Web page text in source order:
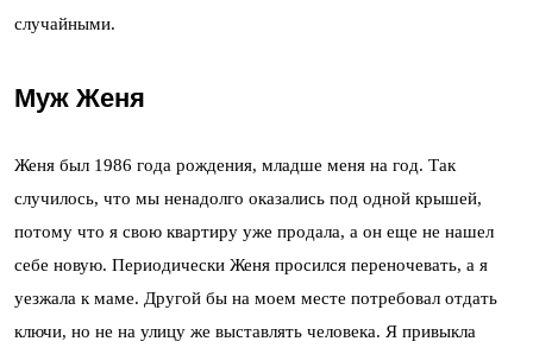
случайными.
Муж Женя
Женя был 1986 года рождения, младше меня на год. Так
случилось, что мы ненадолго оказались под одной крышей,
потому что я свою квартиру уже продала, а он еще не нашел
себе новую. Периодически Женя просился переночевать, а я
уезжала к маме. Другой бы на моем месте потребовал отдать
ключи, но не на улицу же выставлять человека. Я привыкла